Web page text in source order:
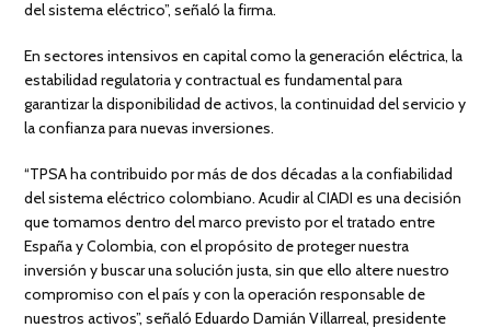
del sistema eléctrico”, señaló la firma.
En sectores intensivos en capital como la generación eléctrica, la
estabilidad regulatoria y contractual es fundamental para
garantizar la disponibilidad de activos, la continuidad del servicio y
la confianza para nuevas inversiones.
“TPSA ha contribuido por más de dos décadas a la confiabilidad
del sistema eléctrico colombiano. Acudir al CIADI es una decisión
que tomamos dentro del marco previsto por el tratado entre
España y Colombia, con el propósito de proteger nuestra
inversión y buscar una solución justa, sin que ello altere nuestro
compromiso con el país y con la operación responsable de
nuestros activos”, señaló Eduardo Damián Villarreal, presidente